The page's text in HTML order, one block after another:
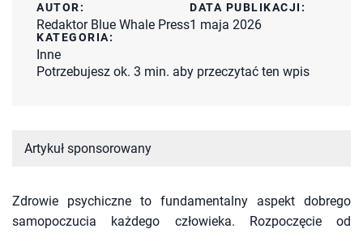
AUTOR:
Redaktor Blue Whale Press
DATA PUBLIKACJI:
1 maja 2026
KATEGORIA:
Inne
Potrzebujesz ok. 3 min. aby przeczytać ten wpis
Artykuł sponsorowany
Zdrowie psychiczne to fundamentalny aspekt dobrego
samopoczucia każdego człowieka. Rozpoczęcie od